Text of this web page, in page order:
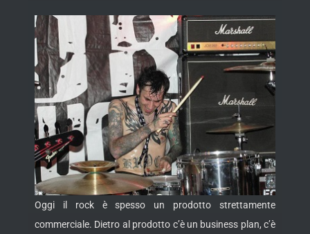
Oggi il rock è spesso un prodotto strettamente
commerciale. Dietro al prodotto c’è un business plan, c’è